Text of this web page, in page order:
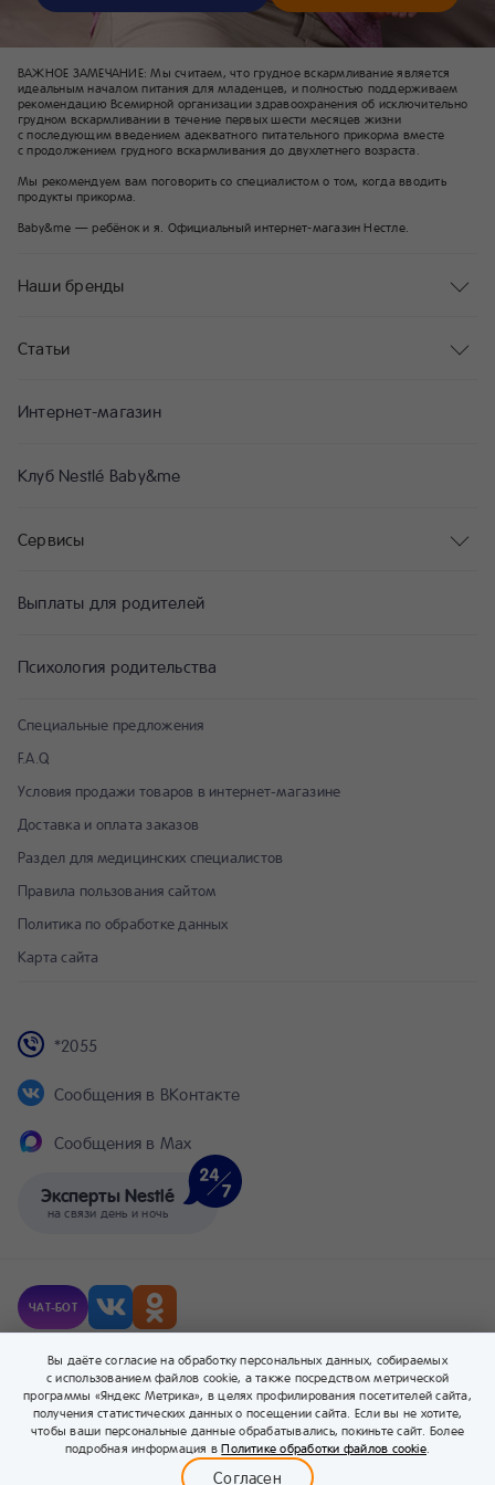
Бейбимания Каталог
0
ВАЖНОЕ ЗАМЕЧАНИЕ: Мы считаем, что грудное вскармливание является
идеальным началом питания для младенцев, и полностью поддерживаем
рекомендацию Всемирной организации здравоохранения об исключительно
грудном вскармливании в течение первых шести месяцев жизни
с последующим введением адекватного питательного прикорма вместе
с продолжением грудного вскармливания до двухлетнего возраста.
Мы рекомендуем вам поговорить со специалистом о том, когда вводить
продукты прикорма.
Baby&me — ребёнок и я. Официальный интернет-магазин Нестле.
Наши бренды
Статьи
Специальные предложения
F.A.Q
Условия продажи товаров в интернет-магазине
Доставка и оплата заказов
Раздел для медицинских специалистов
Правила пользования сайтом
Политика по обработке данных
Карта сайта
Эксперты Nestlé
на связи день и ночь
*2055
Сообщения в ВКонтакте
Сообщения в Max
Интернет-магазин
Клуб Nestlé Baby&me
Сервисы
Выплаты для родителей
Психология родительства
ЧАТ-БОТ
© Компания Nestlé, 2026 г. Все права защищены.
® Владелец товарных знаков: Société des Produits Nestlé S.A. (Швейцария).
Вы даёте согласие на обработку персональных данных, собираемых
с использованием файлов cookie, а также посредством метрической
программы «Яндекс Метрика», в целях профилирования посетителей сайта,
получения статистических данных о посещении сайта. Если вы не хотите,
чтобы ваши персональные данные обрабатывались, покиньте сайт. Более
подробная информация вПолитике обработки файлов cookie.
Согласен